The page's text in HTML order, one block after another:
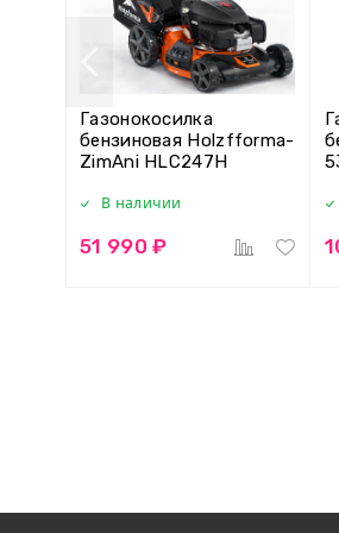
Газонокосилка
бензиновая Holzfforma-
ZimAni HLC247H
В наличии
51 990 ₽